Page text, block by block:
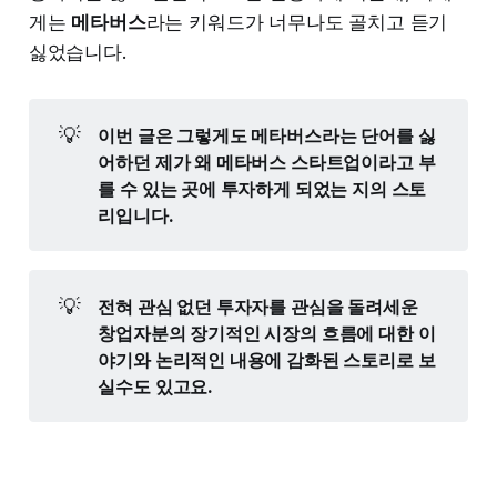
게는 메타버스라는 키워드가 너무나도 골치고 듣기
싫었습니다.
💡
이번 글은 그렇게도 메타버스라는 단어를 싫
어하던 제가 왜 메타버스 스타트업이라고 부
를 수 있는 곳에 투자하게 되었는 지의 스토
리입니다.
💡
전혀 관심 없던 투자자를 관심을 돌려세운
창업자분의 장기적인 시장의 흐름에 대한 이
야기와 논리적인 내용에 감화된 스토리로 보
실수도 있고요.